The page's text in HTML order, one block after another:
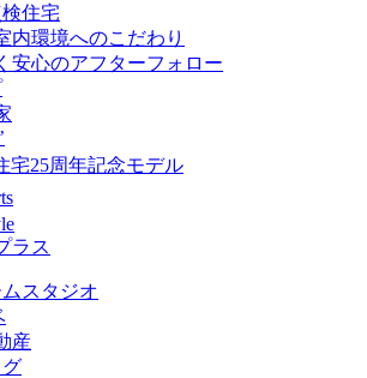
住宅
内環境へのこだわり
安心のアフターフォロー
宅25周年記念モデル
ラス
スタジオ
産